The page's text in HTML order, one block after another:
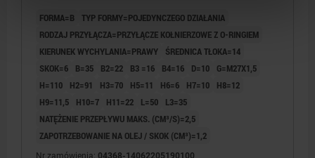
FORMA=B TYP FORMY=POJEDYNCZEGO DZIAŁANIA
RODZAJ PRZYŁĄCZA=PRZYŁĄCZE KOŁNIERZOWE Z O-RINGIEM
KIERUNEK WYCHYLANIA=PRAWY
ŚREDNICA TŁOKA=14
SKOK=6
B=35 B2=22 B3 =16 B4=16 D=10
G=M27X1,5
H=110
H2=91 H3=70 H5=11 H6=6 H7=10
H8=12
H9=11,5
H10=7 H11=22 L=50
L3=35
NATĘŻENIE PRZEPŁYWU MAKS. (CM³/S)=2,5
ZAPOTRZEBOWANIE NA OLEJ / SKOK (CM³)=1,2
Nr zamówienia: 04368-14062205190100